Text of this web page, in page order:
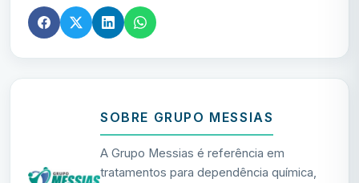
SOBRE GRUPO MESSIAS
A Grupo Messias é referência em
tratamentos para dependência química,